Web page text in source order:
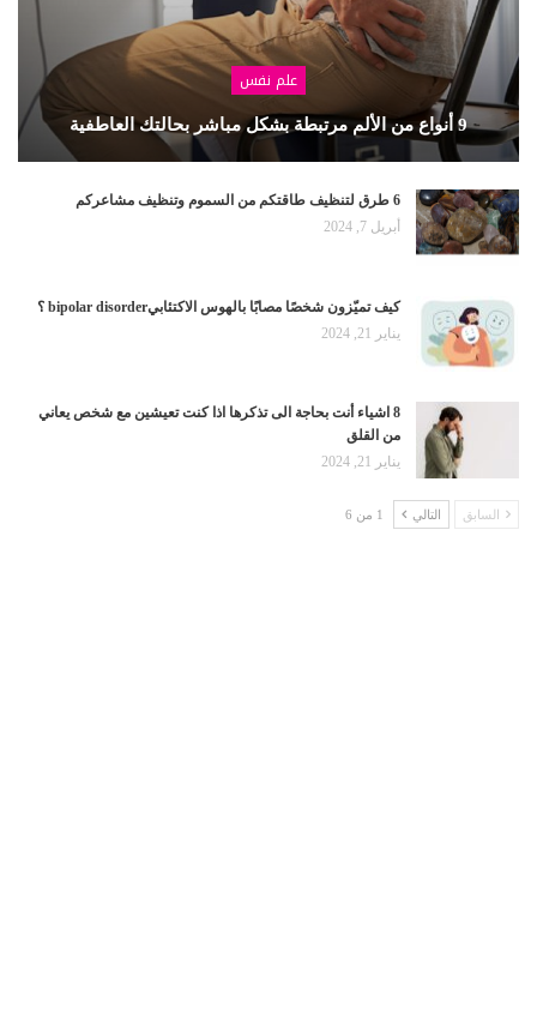
علم نفس
9 أنواع من الألم مرتبطة بشكل مباشر بحالتك العاطفية
6 طرق لتنظيف طاقتكم من السموم وتنظيف مشاعركم
أبريل 7, 2024
كيف تميّزون شخصًا مصابًا بالهوس الاكتئابيbipolar disorder ؟
يناير 21, 2024
8 اشياء أنت بحاجة الى تذكرها اذا كنت تعيشين مع شخص يعاني
من القلق
يناير 21, 2024
السابق التالي 1 من 6